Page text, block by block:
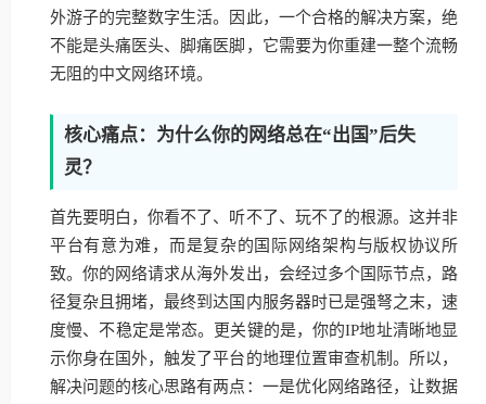
外游子的完整数字生活。因此，一个合格的解决方案，绝
不能是头痛医头、脚痛医脚，它需要为你重建一整个流畅
无阻的中文网络环境。
核心痛点：为什么你的网络总在“出国”后失
灵？
首先要明白，你看不了、听不了、玩不了的根源。这并非
平台有意为难，而是复杂的国际网络架构与版权协议所
致。你的网络请求从海外发出，会经过多个国际节点，路
径复杂且拥堵，最终到达国内服务器时已是强弩之末，速
度慢、不稳定是常态。更关键的是，你的IP地址清晰地显
示你身在国外，触发了平台的地理位置审查机制。所以，
解决问题的核心思路有两点：一是优化网络路径，让数据